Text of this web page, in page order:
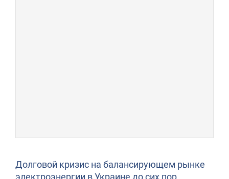
Долговой кризис на балансирующем рынке
электроэнергии в Украине до сих пор